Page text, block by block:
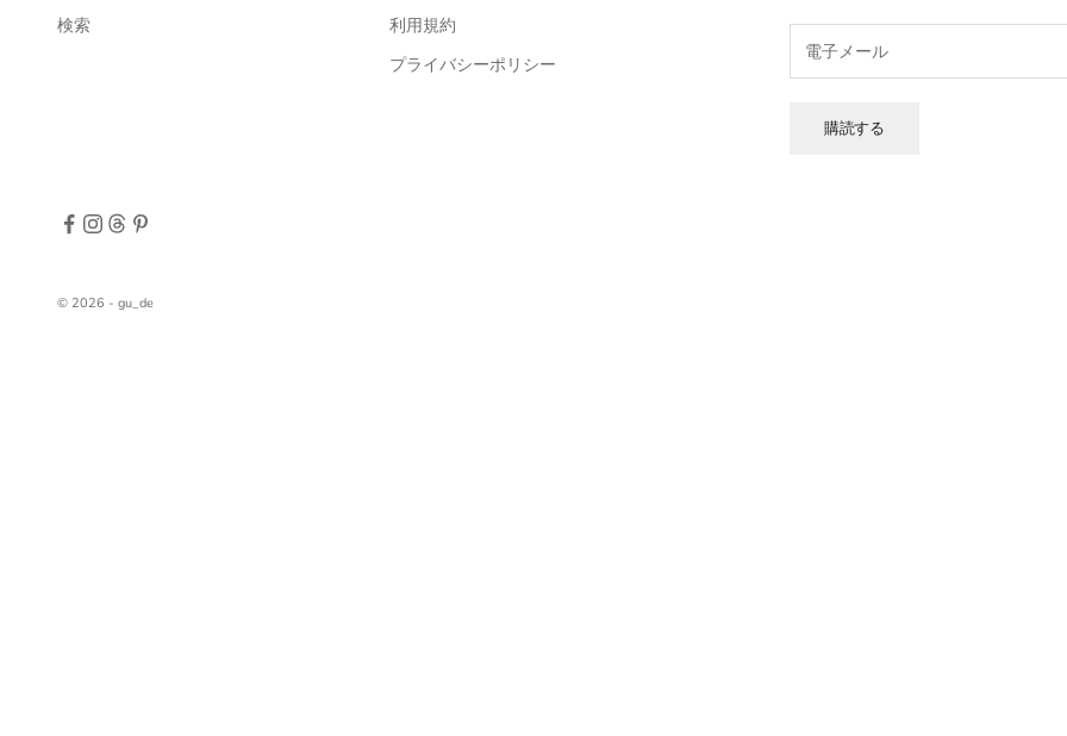
検索
利用規約
プライバシーポリシー
購読する
© 2026 - gu_de